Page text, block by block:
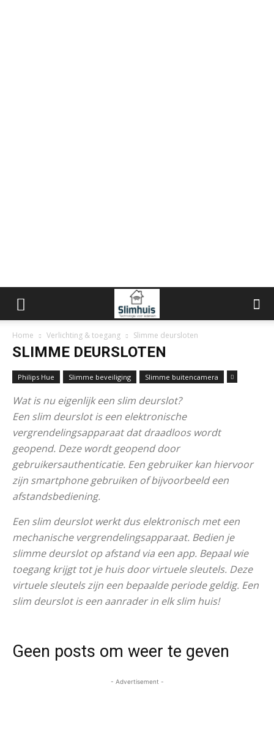
Home Verlichting & toegang Slimme deursloten
SLIMME DEURSLOTEN
Philips Hue Slimme beveiliging Slimme buitencamera
Wat is nu eigenlijk een slim deurslot?
Een slim deurslot is een elektronische
vergrendelingsapparaat dat draadloos wordt
geopend. Deze wordt geopend door
gebruikersauthenticatie. Een gebruiker kan hiervoor
zijn smartphone gebruiken of bijvoorbeeld een
afstandsbediening.
Een slim deurslot werkt dus elektronisch met een
mechanische vergrendelingsapparaat. Bedien je
slimme deurslot op afstand via een app. Bepaal wie
toegang krijgt tot je huis door virtuele sleutels. Deze
virtuele sleutels zijn een bepaalde periode geldig. Een
slim deurslot is een aanrader in elk slim huis!
Geen posts om weer te geven
- Advertisement -